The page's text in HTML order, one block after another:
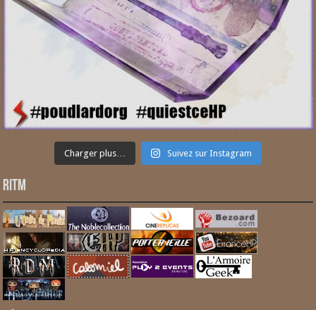
Charger plus… Suivez sur Instagram
RITM